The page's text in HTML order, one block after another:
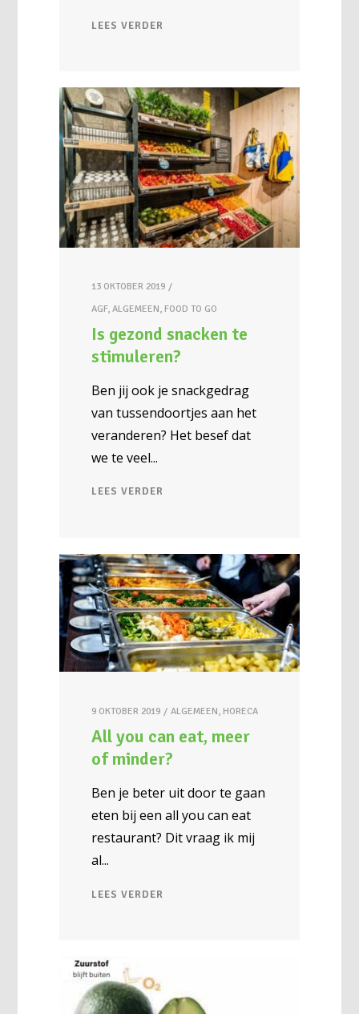
LEES VERDER
13 OKTOBER 2019
AGF, ALGEMEEN, FOOD TO GO
Is gezond snacken te
stimuleren?
Ben jij ook je snackgedrag
van tussendoortjes aan het
veranderen? Het besef dat
we te veel
LEES VERDER
9 OKTOBER 2019 ALGEMEEN, HORECA
All you can eat, meer
of minder?
Ben je beter uit door te gaan
eten bij een all you can eat
restaurant? Dit vraag ik mij
al
LEES VERDER